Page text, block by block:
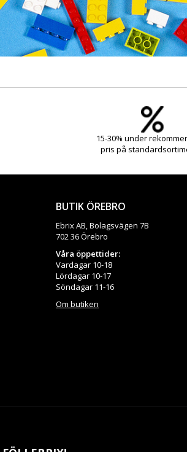
15-30% under
pris på
BUTIK ÖREBRO
Ebrix AB, Bolagsvägen 7B
702 36 Örebro
Våra öppettider:
Vardagar 10-18
Lördagar 10-17
Söndagar 11-16
Om butiken